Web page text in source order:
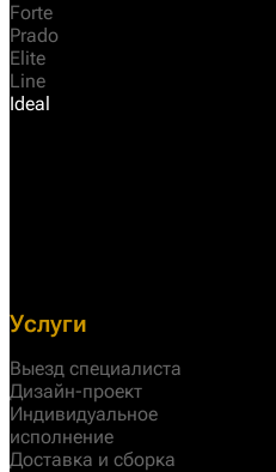
Forte
Prado
Elite
Line
Ideal
Услуги
Выезд специалиста
Дизайн-проект
Индивидуальное
исполнение
Доставка и сборка